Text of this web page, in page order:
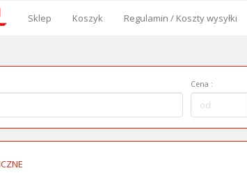
Sklep Koszyk Regulamin / Koszty wysyłki
Cena od
: